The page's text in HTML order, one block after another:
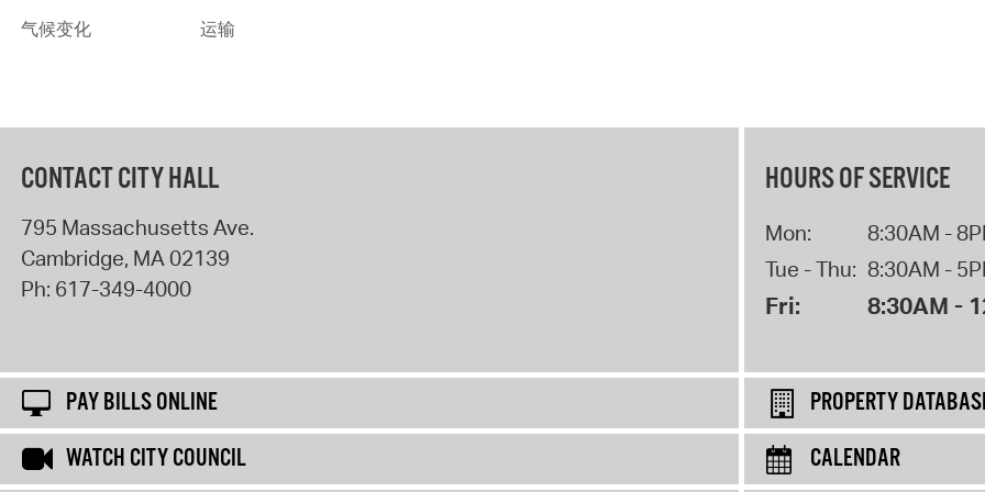
气候变化
运输
CONTACT CITY HALL
795 Massachusetts Ave.
Cambridge, MA02139
Ph: 617-349-4000
HOURS OF SERVICE
Mon:
8:30AM -
Tue - Thu: 8:30AM -
Fri: 8:30AM -
PAY BILLS ONLINE
PROPERTY
WATCH CITY COUNCIL
CALENDAR